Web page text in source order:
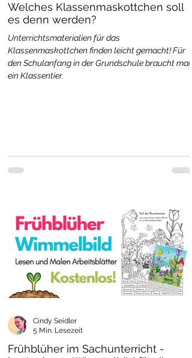
Welches Klassenmaskottchen soll
es denn werden?
Unterrichtsmaterialien für das
Klassenmaskottchen finden leicht gemacht! Für
den Schulanfang in der Grundschule braucht man
ein Klassentier.
Frühblüher im Sachunterricht -
Cindy Seidler
5 Min. Lesezeit